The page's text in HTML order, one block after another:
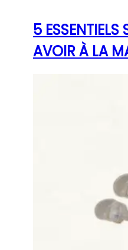
5 ESSENTIELS
AVOIR À LA